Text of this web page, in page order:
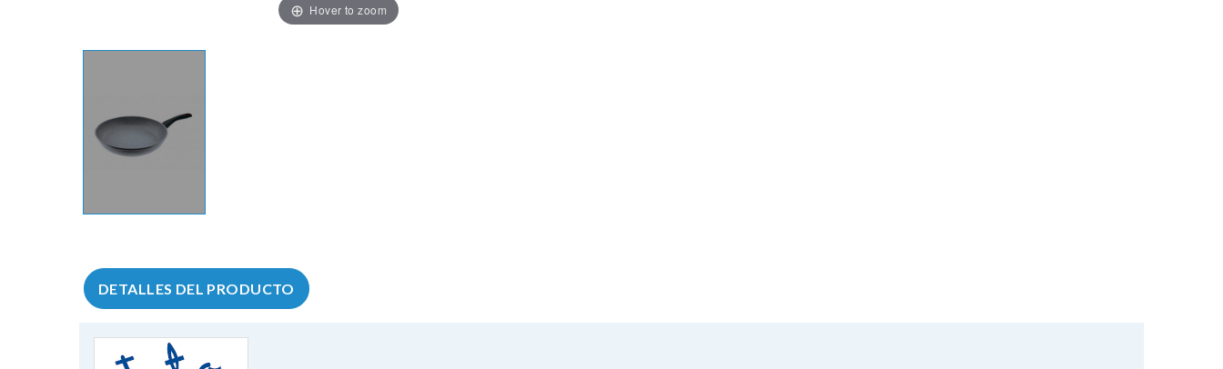
Hover to zoom
DETALLES DEL PRODUCTO